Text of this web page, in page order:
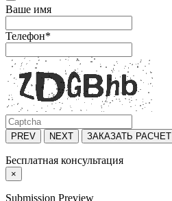
Ваше имя
Телефон*
PREV NEXT ЗАКАЗАТЬ РАСЧЕТ
Бесплатная консультация
×
Submission Preview